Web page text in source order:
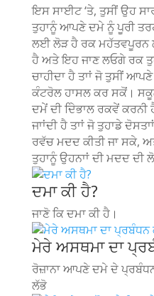
ਇਸ ਸਾਈਟ ‘ਤੇ, ਤੁਸੀਂ ਉਹ
ਤੁਹਾਨੂੰ ਆਪਣੇ ਦਮੇ ਨੂੰ ਪੂਰੀ
ਲਈ ਲੋੜ ਹੈ ਰਕ ਮਹੱਤਵਪੂਰਨ
ਹੈ ਅਤੇ ਇਹ ਜਾਣ ਲਓਗੇ ਰਕ
ਚਾਹੀਦਾ ਹੈ ਤਾਾਂ ਜੋ ਤੁਸੀਂ
ਕੰਟਰੋਲ ਹਾਸਲ ਕਰ ਸਕੋਂ।
ਦਮੇਂ ਦੀ ਦੇਿਭਾਲ ਰਕਵੇਂ ਕਰਨੀ
ਜਾਾਂਦੀ ਹੈ ਤਾਾਂ ਜੋ ਤੁਹਾਡੇ
ਰਵੱਚ ਮਦਦ ਕੀਤੀ ਜਾ ਸਕੇ,
ਤੁਹਾਨੂੰ ਉਹਨਾਾਂ ਦੀ ਮਦਦ ਦੀ
ਦਮਾ ਕੀ ਹੈ?
ਜਾਣੋ ਕਿ ਦਮਾ ਕੀ ਹੈ।
ਮੇਰੇ ਅਸਥਮਾ ਦਾ
ਰੋਜ਼ਾਨਾ ਆਪਣੇ ਦਮੇ ਦੇ ਪ੍ਰਬੰਧਨ
ਲੱਭੋ